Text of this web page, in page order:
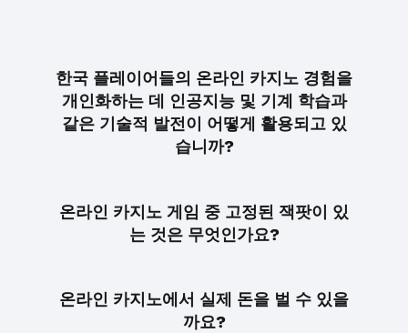
한국 플레이어들의 온라인 카지노 경험을
개인화하는 데 인공지능 및 기계 학습과
같은 기술적 발전이 어떻게 활용되고 있
습니까?
온라인 카지노 게임 중 고정된 잭팟이 있
는 것은 무엇인가요?
온라인 카지노에서 실제 돈을 벌 수 있을
까요?